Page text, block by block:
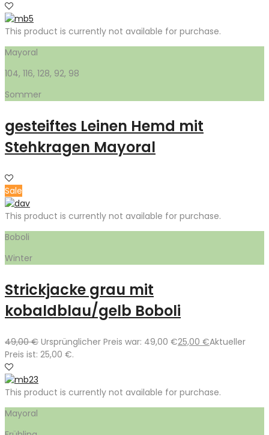
This product is currently not available for purchase.
Mayoral
104, 116, 128, 92, 98
Sommer
gesteiftes Leinen Hemd mit
Stehkragen Mayoral
Sale
This product is currently not available for purchase.
Boboli
Winter
Strickjacke grau mit
kobaldblau/gelb Boboli
49,00€ Ursprünglicher Preis war: 49,00 €25,00 €Aktueller
Preis ist: 25,00 €.
This product is currently not available for purchase.
Mayoral